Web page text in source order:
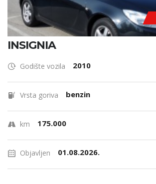
INSIGNIA
Godište vozila 2010
Vrsta goriva benzin
km 175.000
Objavljen 01.08.2026.